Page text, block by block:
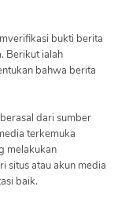
bukti berita
Berikut ialah
bahwa berita
dari sumber
terkemuka
melakukan
situs atau akun media
baik.